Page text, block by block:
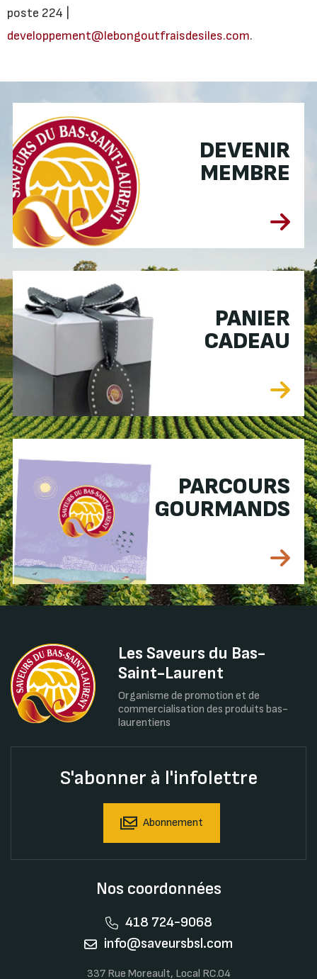
poste 224 |
developpement@lebongoutfraisdesiles.com.
DEVENIR
MEMBRE
PANIER
CADEAU
PARCOURS
GOURMANDS
Les Saveurs du Bas-
Saint-Laurent
Organisme de promotion et de
commercialisation des produits bas-
laurentiens
S'abonner à l'infolettre
Abonnement
Nos coordonnées
418 724-9068
info@saveursbsl.com
337 Rue Moreault, Local RC.04